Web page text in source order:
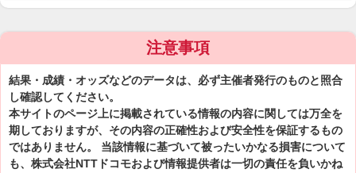
注意事項
結果・成績・オッズなどのデータは、必ず主催者発行のものと照合
し確認してください。
本サイトのページ上に掲載されている情報の内容に関しては万全を
期しておりますが、その内容の正確性および安全性を保証するもの
ではありません。 当該情報に基づいて被ったいかなる損害について
も、株式会社NTTドコモおよび情報提供者は一切の責任を負いかね